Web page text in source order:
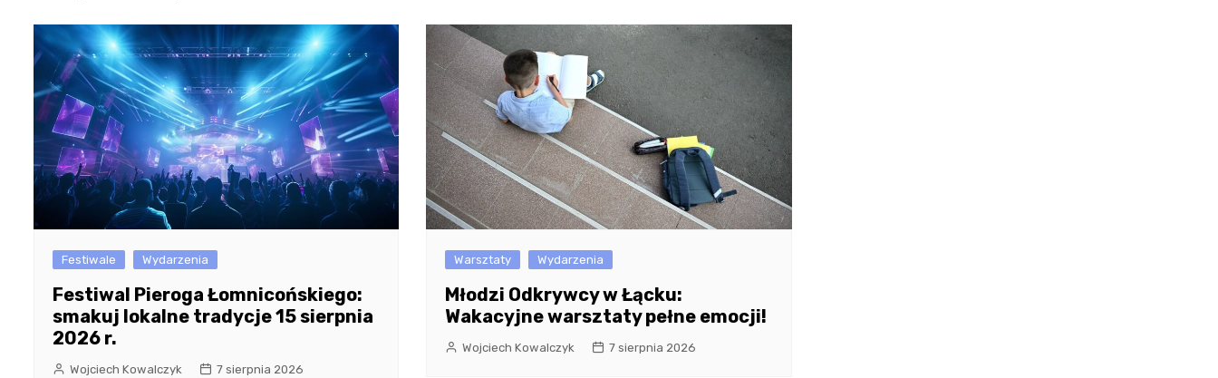
Festiwale Wydarzenia
Festiwal Pieroga Łomnicońskiego:
smakuj lokalne tradycje 15 sierpnia
2026 r.
Wojciech Kowalczyk 7 sierpnia 2026
Warsztaty Wydarzenia
Młodzi Odkrywcy w Łącku:
Wakacyjne warsztaty pełne emocji!
Wojciech Kowalczyk 7 sierpnia 2026